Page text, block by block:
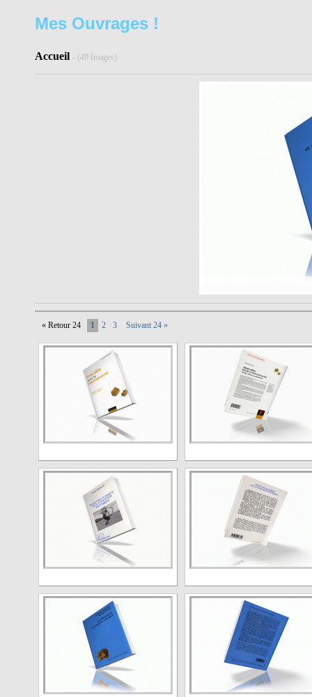
Mes Ouvrages !
Accueil - (49 Images)
« Retour 24 1 2 3 Suivant 24 »